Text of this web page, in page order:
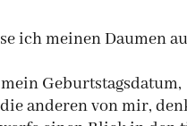
ich meinen Daumen
Geburtstagsdatum,
anderen von mir,